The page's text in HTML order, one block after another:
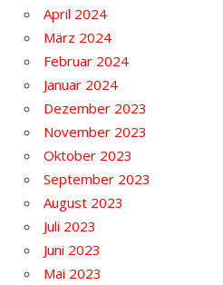
April 2024
März 2024
Februar 2024
Januar 2024
Dezember 2023
November 2023
Oktober 2023
September 2023
August 2023
Juli 2023
Juni 2023
Mai 2023